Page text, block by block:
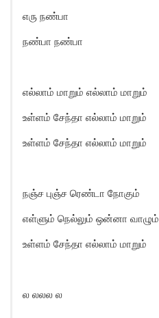
எரு நண்பா
நண்பா நண்பா
எல்லாம் மாறும் எல்லாம் மாறும்
உள்ளம் சேந்தா எல்லாம் மாறும்
உள்ளம் சேந்தா எல்லாம் மாறும்
நஞ்ச புஞ்ச ரெண்டா நோகும்
எள்ளும் நெல்லும் ஒன்னா வாழும்
உள்ளம் சேந்தா எல்லாம் மாறும்
ல லலல ல